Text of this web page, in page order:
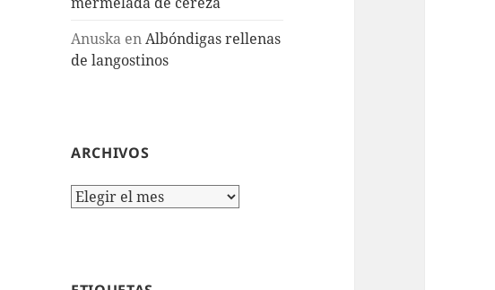
Anuska enAlbóndigas rellenas
de langostinos
ARCHIVOS
Archivos